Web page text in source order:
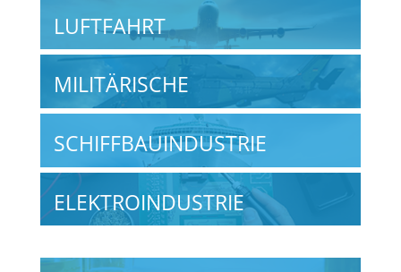
LUFTFAHRT
MILITÄRISCHE
SCHIFFBAUINDUSTRIE
ELEKTROINDUSTRIE